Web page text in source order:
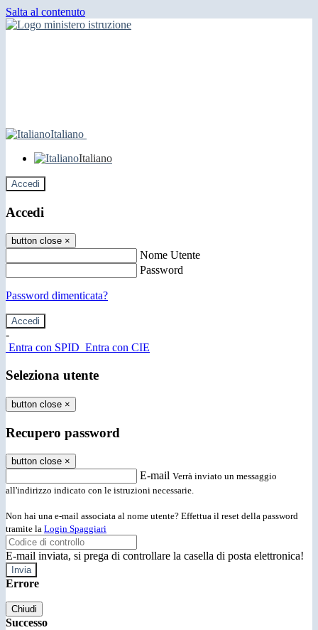
Salta al contenuto
Italiano
Italiano
Accedi
Accedi
button close ×
Nome Utente
Password
Password dimenticata?
-
Entra con SPID Entra con CIE
Seleziona utente
button close ×
Recupero password
button close ×
E-mail Verrà inviato un messaggio
all'indirizzo indicato con le istruzioni necessarie.
Non hai una e-mail associata al nome utente? Effettua il reset della password
tramite la Login Spaggiari
E-mail inviata, si prega di controllare la casella di posta elettronica!
Errore
Chiudi
Successo